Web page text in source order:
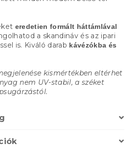
eredetien formált háttámlával
a skandináv és az ipari
is. Kiváló darab kávézókba és
kismértékben eltérhet
nem UV-stabil, a széket